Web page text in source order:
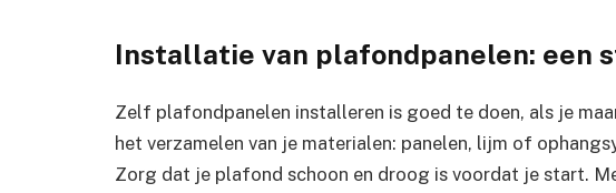
Installatie van plafondpanelen: een
Zelf plafondpanelen installeren is goed te doen, als je
het verzamelen van je materialen: panelen, lijm of
Zorg dat je plafond schoon en droog is voordat je start.